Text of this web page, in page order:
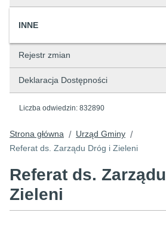
INNE
Rejestr zmian
Deklaracja Dostępności
Liczba odwiedzin: 832890
Strona główna / Urząd Gminy /
Referat ds. Zarządu Dróg i Zieleni
Referat ds.
Zieleni